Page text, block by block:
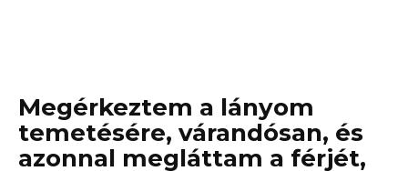
Megérkeztem a lányom
temetésére, várandósan, és
azonnal megláttam a férjét,